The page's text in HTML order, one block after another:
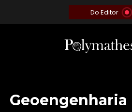
Do Editor
Geoengenharia